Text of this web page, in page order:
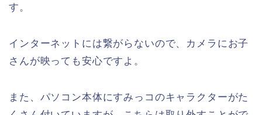
す。
インターネットには繋がらないので、カメラにお子
さんが映っても安心ですよ。
また、パソコン本体にすみっコのキャラクターがた